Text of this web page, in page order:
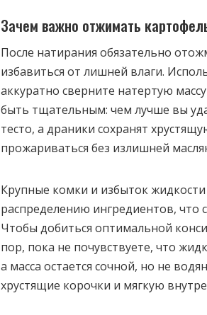
Зачем важно отжимать
После натирания обязательно
избавиться от лишней влаги.
аккуратно сверните натертую
быть тщательным: чем лучше вы
тесто, а драники сохранят
прожариваться без излишней
Крупные комки и избыток
распределению ингредиентов, что
Чтобы добиться оптимальной
пор, пока не почувствуете, что
а масса остается сочной, но не
хрустящие корочки и мягкую